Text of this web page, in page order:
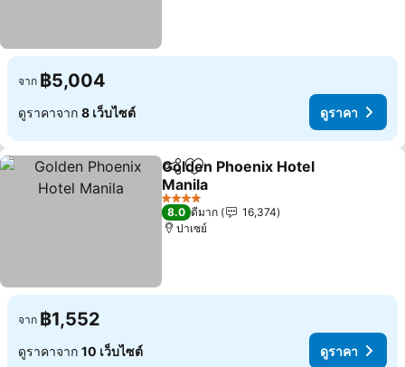
จาก ฿5,004
ดูราคาจาก 8 เว็บไซต์ ดูราคา
แชร์ เพิ่มในรายการโปรด
Golden Phoenix Hotel
Manila
ดูราคา
4 ดาว
8.0 ดีมาก
16,374
ปาเซย์
จาก ฿1,552
ดูราคาจาก 10 เว็บไซต์ ดูราคา